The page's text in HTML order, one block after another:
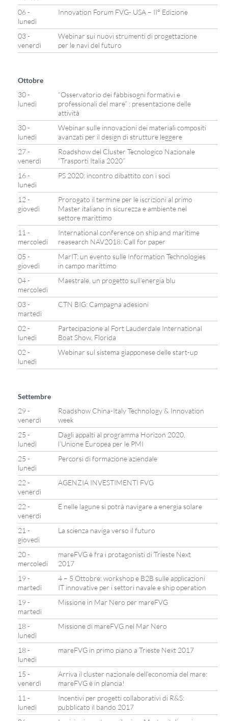
06 -
lunedì
Innovation Forum FVG- USA – II° Edizione
03 -
venerdì
Webinar sui nuovi strumenti di progettazione
per le navi del futuro
Ottobre
30 -
lunedì
“Osservatorio dei fabbisogni formativi e
professionali del mare” : presentazione delle
attività
30 -
lunedì
Webinar sulle innovazioni dei materiali compositi
avanzati per il design di strutture leggere
27 -
venerdì
Roadshow del Cluster Tecnologico Nazionale
“Trasporti Italia 2020”
16 -
lunedì
PS 2020: incontro dibattito con i soci
12 -
giovedì
Prorogato il termine per le iscrizioni al primo
Master italiano in sicurezza e ambiente nel
settore marittimo
11 -
mercoledì
International conference on ship and maritime
reasearch NAV2018: Call for paper
05 -
giovedì
MarIT: un evento sulle Information Technologies
in campo marittimo
04 -
mercoledì
Maestrale, un progetto sull’energia blu
03 -
martedì
CTN BIG: Campagna adesioni
02 -
lunedì
Partecipazione al Fort Lauderdale International
Boat Show, Florida
02 -
lunedì
Webinar sul sistema giapponese delle start-up
Settembre
29 -
venerdì
Roadshow China-Italy Technology & Innovation
week
25 -
lunedì
Dagli appalti al programma Horizon 2020,
l’Unione Europea per le PMI
25 -
lunedì
Percorsi di formazione aziendale
22 -
venerdì
AGENZIA INVESTIMENTI FVG
22 -
venerdì
E nelle lagune si potrà navigare a energia solare
21 -
giovedì
La scienza naviga verso il futuro
20 -
mercoledì
mareFVG è fra i protagonisti di Trieste Next
2017
19 -
martedì
4 – 5 Ottobre: workshop e B2B sulle applicazioni
IT innovative per i settori navale e ship operation
19 -
martedì
Missione in Mar Nero per mareFVG
18 -
lunedì
Missione di mareFVG nel Mar Nero
18 -
lunedì
mareFVG in primo piano a Trieste Next 2017
15 -
venerdì
Arriva il cluster nazionale dell’economia del mare:
mareFVG è in plancia!
11 -
lunedì
Incentivi per progetti collaborativi di R&S:
pubblicato il bando 2017